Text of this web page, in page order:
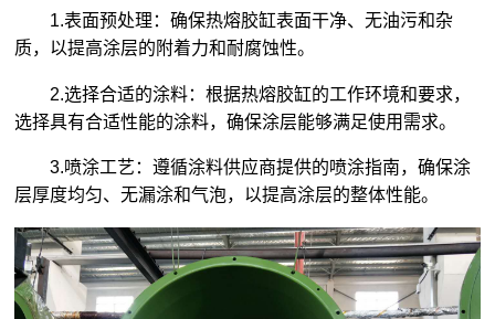
1.表面预处理：确保热熔胶缸表面干净、无油污和杂
质，以提高涂层的附着力和耐腐蚀性。
2.选择合适的涂料：根据热熔胶缸的工作环境和要求，
选择具有合适性能的涂料，确保涂层能够满足使用需求。
3.喷涂工艺：遵循涂料供应商提供的喷涂指南，确保涂
层厚度均匀、无漏涂和气泡，以提高涂层的整体性能。